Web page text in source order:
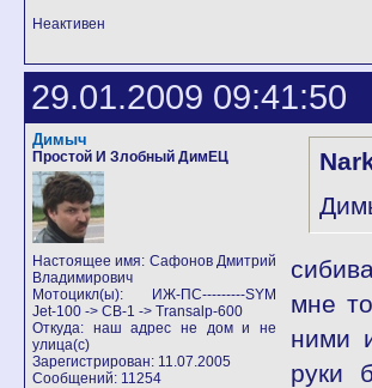
Неактивен
29.01.2009 09:41:50
Димыч
Простой И Злобный ДимЕЦ
Настоящее имя: Сафонов Дмитрий
Владимирович
Мотоцикл(ы): ИЖ-ПС---------SYM
Jet-100 -> CB-1 -> Transalp-600
Откуда: наш адрес не дом и не
улица(с)
Зарегистрирован: 11.07.2005
Сообщений: 11254
мне
ними
руки